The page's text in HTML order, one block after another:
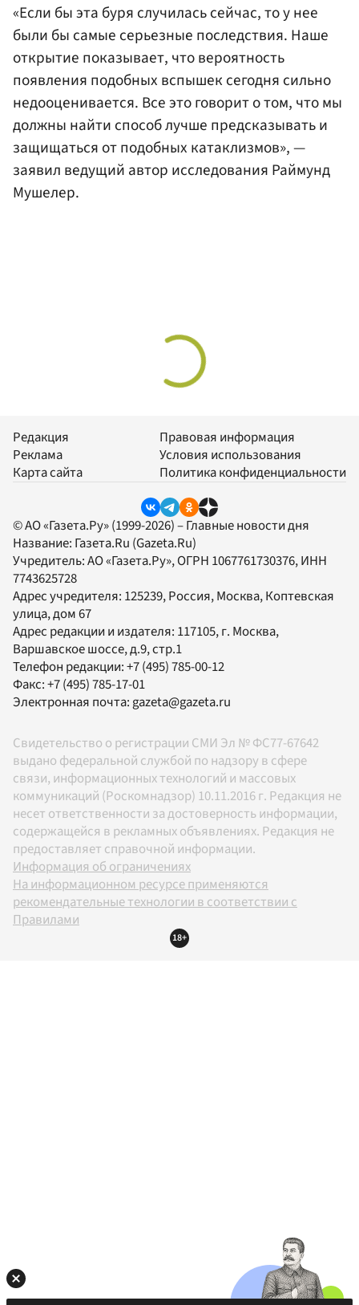
«Если бы эта буря случилась сейчас, то у нее
были бы самые серьезные последствия. Наше
открытие показывает, что вероятность
появления подобных вспышек сегодня сильно
недооценивается. Все это говорит о том, что мы
должны найти способ лучше предсказывать и
защищаться от подобных катаклизмов», —
заявил ведущий автор исследования Раймунд
Мушелер.
Редакция
Реклама
Карта сайта
Правовая информация
Условия использования
Политика конфиденциальности
© АО «Газета.Ру» (1999-2026) – Главные новости дня
Название: Газета.Ru (Gazeta.Ru)
Учредитель:АО «Газета.Ру», ОГРН 1067761730376, ИНН
7743625728
Адрес учредителя: 125239, Россия, Москва, Коптевская
улица, дом 67
Адрес редакции и издателя: 117105, г. Москва,
Варшавское шоссе, д.9, стр.1
Телефон редакции:+7 (495) 785-00-12
Факс:+7 (495) 785-17-01
Электронная почта:gazeta@gazeta.ru
Свидетельство о регистрации СМИ Эл № ФС77-67642
выдано федеральной службой по надзору в сфере
связи, информационных технологий и массовых
коммуникаций (Роскомнадзор) 10.11.2016 г. Редакция не
несет ответственности за достоверность информации,
содержащейся в рекламных объявлениях. Редакция не
предоставляет справочной информации.
Информация об ограничениях
На информационном ресурсе применяются
рекомендательные технологии в соответствии с
Правилами
18+